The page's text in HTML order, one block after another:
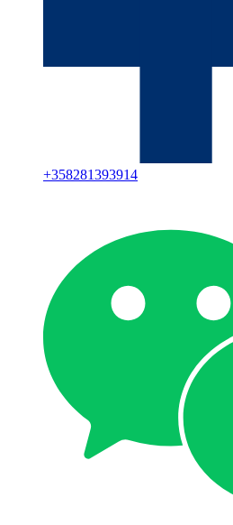
+358281393914